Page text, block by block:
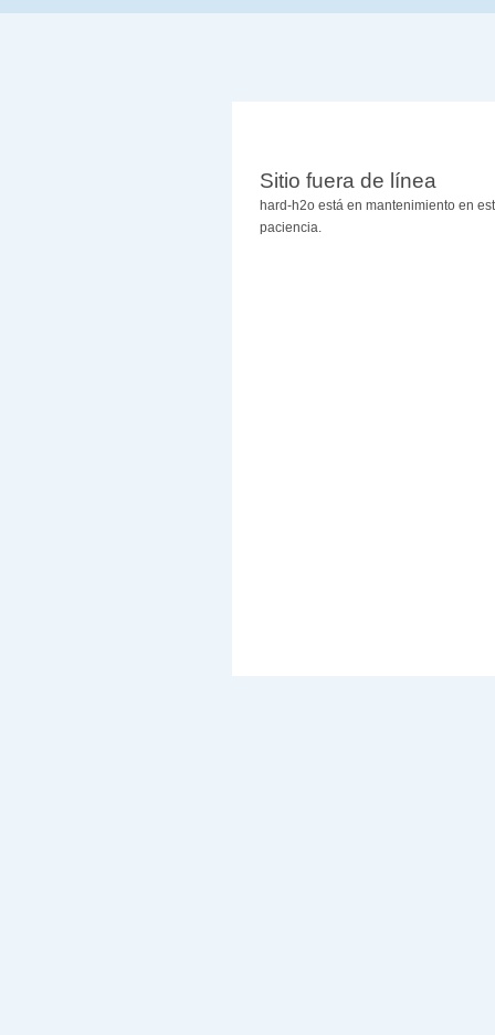
Sitio fuera de línea
hard-h2o está en mantenimiento en
paciencia.